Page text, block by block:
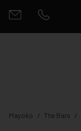
Mayoko The Bars